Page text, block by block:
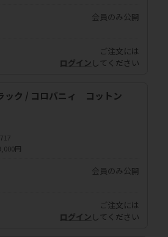
会員のみ公開
ご注文には
ログイン してください
ック / コロバニィ コットン
円
会員のみ公開
ご注文には
ログイン してください